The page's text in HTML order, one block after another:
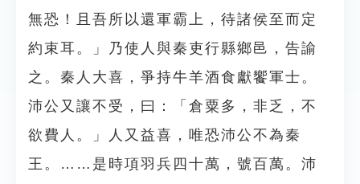
無恐！且吾所以還軍霸上，待諸侯至而定
約束耳。」乃使人與秦吏行縣鄉邑，告諭
之。秦人大喜，爭持牛羊酒食獻饗軍士。
沛公又讓不受，曰：「倉粟多，非乏，不
欲費人。」人又益喜，唯恐沛公不為秦
王。……是時項羽兵四十萬，號百萬。沛